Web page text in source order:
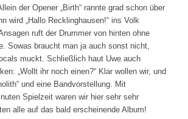
der Opener „Birth“ rannte grad schon über
wird „Hallo Recklinghausen!“ ins Volk
ruft der Drummer von hinten ohne
Sowas braucht man ja auch sonst nicht,
muckt. Schließlich haut Uwe auch
„Wollt ihr noch einen?“ Klar wollen wir, und
und eine Bandvorstellung. Mit
Spielzeit waren wir hier sehr sehr
alle auf das bald erscheinende Album!